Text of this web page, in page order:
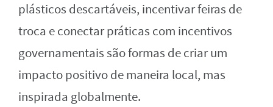
plásticos descartáveis, incentivar feiras de
troca e conectar práticas com incentivos
governamentais são formas de criar um
impacto positivo de maneira local, mas
inspirada globalmente.